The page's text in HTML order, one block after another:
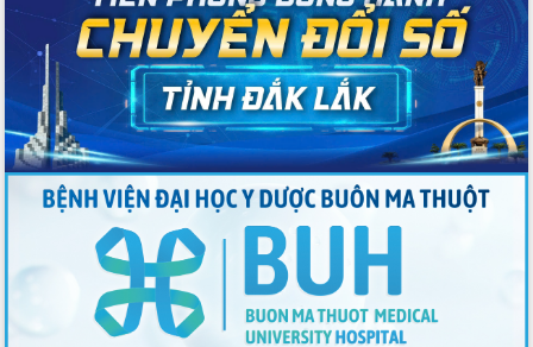
Quyết liệt cải cách hành chính, khơi
thông nguồn lực phát triển
Nâng cao hiệu lực, hiệu quả HĐND
tỉnh thông qua hiện đại hóa hành chính
Xã Ea Phê gắn cải cách hành chính với
chuyển đổi số
Phó Chủ tịch Thường trực UBND tỉnh
Hồ Thị Nguyên Thảo làm việc tại Trung
tâm Phục vụ hành chính công xã Ea
Xây dựng nền hành chính số đồng
hành cùng nông dân dân, doanh nghiệp
Giai đoạn 2026-2030, Đắk Lắk phấn